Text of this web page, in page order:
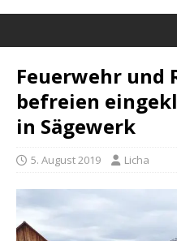
Feuerwehr und
befreien
in Sägewerk
5. August 2019 Licha